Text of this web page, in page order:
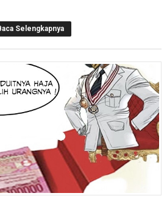
Selengkapnya